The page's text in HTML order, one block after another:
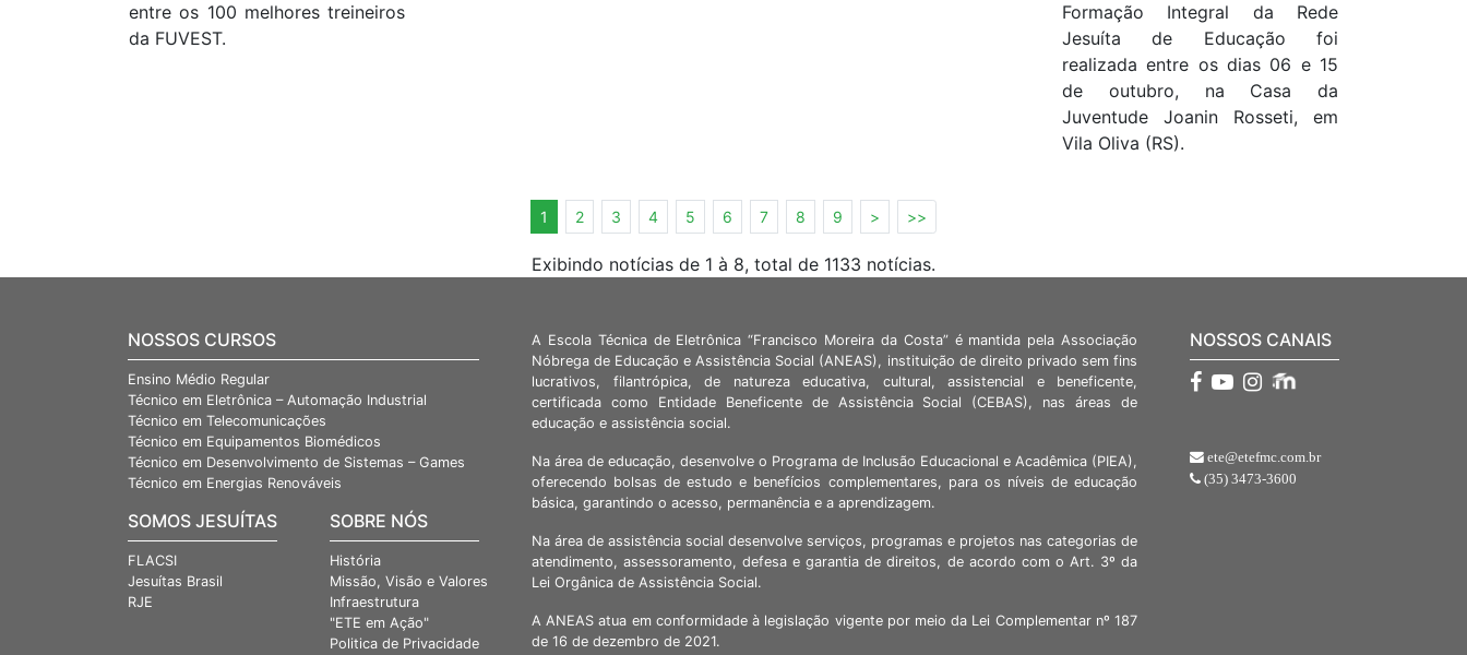
entre os 100 melhores treineiros
da FUVEST.
Formação Integral da Rede
Jesuíta de Educação foi
realizada entre os dias 06 e 15
de outubro, na Casa da
Juventude Joanin Rosseti, em
Vila Oliva (RS).
1 2 3 4 5 6 7 8 9 > >>
Exibindo notícias de 1 à 8, total de 1133 notícias.
NOSSOS CURSOS
Ensino Médio Regular
Técnico em Eletrônica – Automação Industrial
Técnico em Telecomunicações
Técnico em Equipamentos Biomédicos
Técnico em Desenvolvimento de Sistemas – Games
Técnico em Energias Renováveis
SOMOS JESUÍTAS
FLACSI
Jesuítas Brasil
RJE
SOBRE NÓS
História
Missão, Visão e Valores
Infraestrutura
"ETE em Ação"
Politica de Privacidade
A Escola Técnica de Eletrônica “Francisco Moreira da Costa” é mantida pela Associação
Nóbrega de Educação e Assistência Social (ANEAS), instituição de direito privado sem fins
lucrativos, filantrópica, de natureza educativa, cultural, assistencial e beneficente,
certificada como Entidade Beneficente de Assistência Social (CEBAS), nas áreas de
educação e assistência social.
Na área de educação, desenvolve o Programa de Inclusão Educacional e Acadêmica (PIEA),
oferecendo bolsas de estudo e benefícios complementares, para os níveis de educação
básica, garantindo o acesso, permanência e a aprendizagem.
Na área de assistência social desenvolve serviços, programas e projetos nas categorias de
atendimento, assessoramento, defesa e garantia de direitos, de acordo com o Art. 3º da
Lei Orgânica de Assistência Social.
A ANEAS atua em conformidade à legislação vigente por meio da Lei Complementar nº 187
de 16 de dezembro de 2021.
NOSSOS CANAIS
ete@etefmc.com.br
(35) 3473-3600